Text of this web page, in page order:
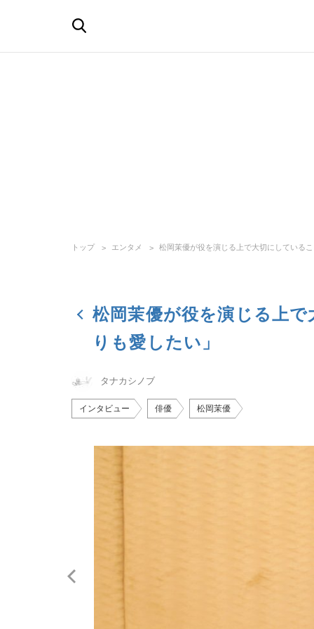
トップ エンタメ 松岡茉優が役を演じる上で大切にしている
松岡茉優が役を演じる上
りも愛したい」
タナカシノブ
インタビュー 俳優 松岡茉優